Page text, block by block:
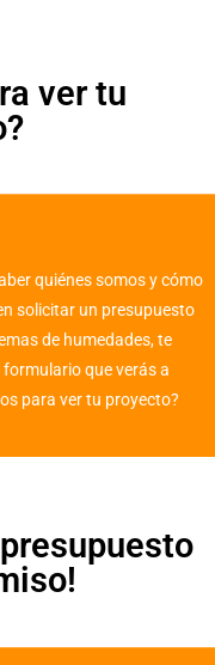
ver tu
quiénes somos y cómo
solicitar un presupuesto
de humedades, te
que verás a
para ver tu proyecto?